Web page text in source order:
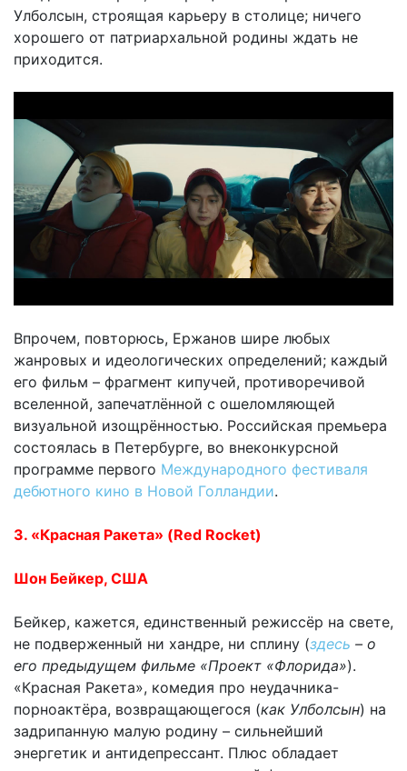
Улболсын, строящая карьеру в столице; ничего
хорошего от патриархальной родины ждать не
приходится.
Впрочем, повторюсь, Ержанов шире любых
жанровых и идеологических определений; каждый
его фильм – фрагмент кипучей, противоречивой
вселенной, запечатлённой с ошеломляющей
визуальной изощрённостью. Российская премьера
состоялась в Петербурге, во внеконкурсной
программе первого Международного фестиваля
дебютного кино в Новой Голландии.
3. «Красная Ракета» (Red Rocket)
Шон Бейкер, США
Бейкер, кажется, единственный режиссёр на свете,
не подверженный ни хандре, ни сплину (здесь – о
его предыдущем фильме «Проект «Флорида»).
«Красная Ракета», комедия про неудачника-
порноактёра, возвращающегося (как Улболсын) на
задрипанную малую родину – сильнейший
энергетик и антидепрессант. Плюс обладает